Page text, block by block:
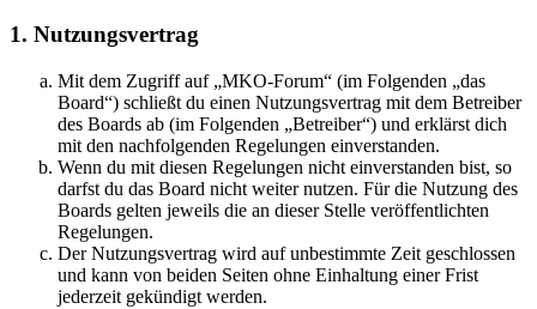
1. Nutzungsvertrag
Mit dem Zugriff auf „MKO-Forum“ (im Folgenden „das
Board“) schließt du einen Nutzungsvertrag mit dem Betreiber
des Boards ab (im Folgenden „Betreiber“) und erklärst dich
mit den nachfolgenden Regelungen einverstanden.
Wenn du mit diesen Regelungen nicht einverstanden bist, so
darfst du das Board nicht weiter nutzen. Für die Nutzung des
Boards gelten jeweils die an dieser Stelle veröffentlichten
Regelungen.
Der Nutzungsvertrag wird auf unbestimmte Zeit geschlossen
und kann von beiden Seiten ohne Einhaltung einer Frist
jederzeit gekündigt werden.